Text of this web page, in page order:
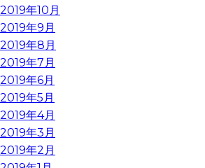
2019年10月
2019年9月
2019年8月
2019年7月
2019年6月
2019年5月
2019年4月
2019年3月
2019年2月